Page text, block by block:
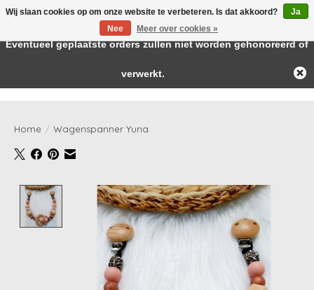
Home / Wagenspanner Yuna
Product image slideshow Items
Wij slaan cookies op om onze website te verbeteren. Is dat akkoord?
Ja
Nee
Meer over cookies »
← Keer terug naar de backofficeDeze winkel is in aanbouw.
Eventueel geplaatste orders zullen niet worden gehonoreerd of
verwerkt.